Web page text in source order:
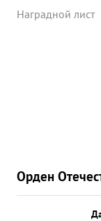
Наградной лист
Орден